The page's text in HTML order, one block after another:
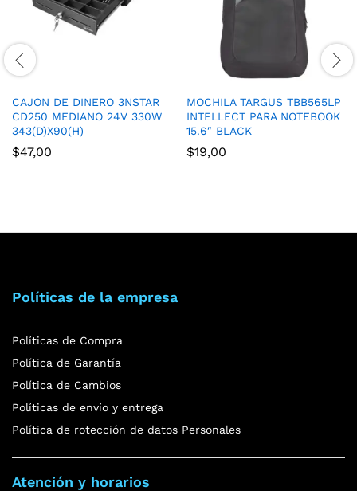
CAJON DE DINERO 3NSTAR
CD250 MEDIANO 24V 330W
343(D)X90(H)
$47,00
MOCHILA TARGUS TBB565LP
INTELLECT PARA NOTEBOOK
15.6″ BLACK
$19,00
Políticas de la empresa
Políticas de Compra
Política de Garantía
Política de Cambios
Políticas de envío y entrega
Política de rotección de datos Personales
Atención y horarios